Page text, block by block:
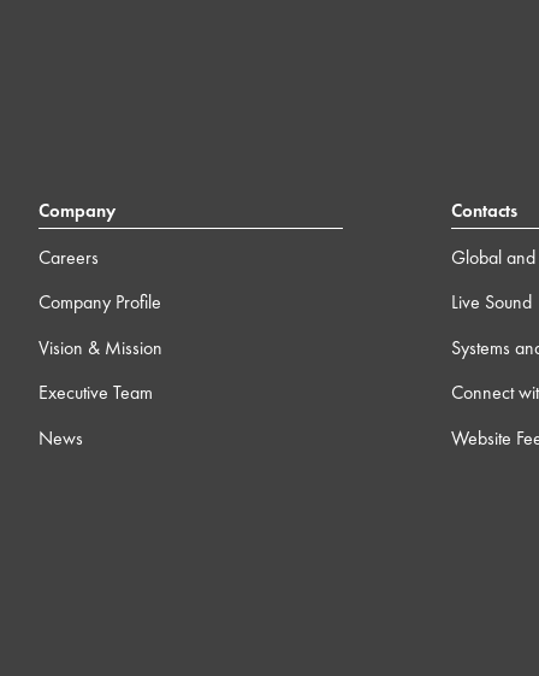
Company
Careers
Company Profile
Vision & Mission
Executive Team
News
Contacts
Global
Live Sound
Systems
Connect
Website